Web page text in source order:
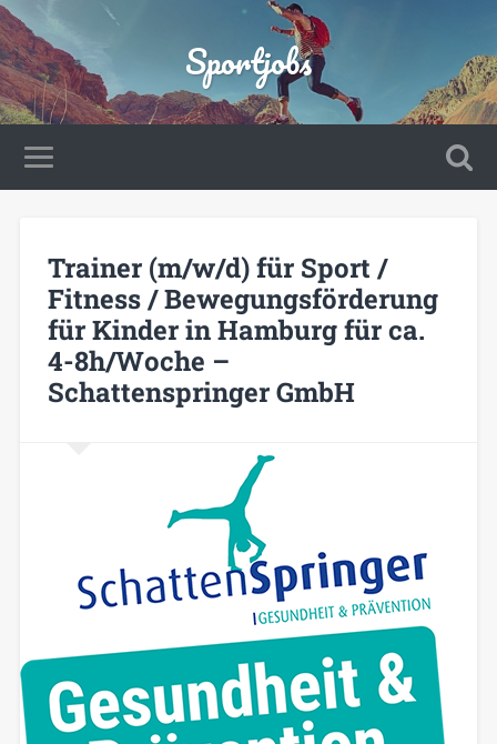
Sportjobs
Trainer (m/w/d) für Sport /
Fitness / Bewegungsförderung
für Kinder in Hamburg für ca.
4-8h/Woche –
Schattenspringer GmbH